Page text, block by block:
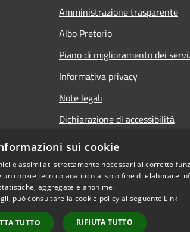
Amministrazione trasparente
Albo Pretorio
Piano di miglioramento dei
Informativa privacy
Note legali
Dichiarazione di accessibilità
Informativa sulla
sui cookie
e assimilati strettamente necessari al corretto
un cookie tecnico analitico al solo fine di elaborare
aggregate e anonime.
può consultare la cookie policy al seguente Link
TUTTO RIFIUTA TUTTO